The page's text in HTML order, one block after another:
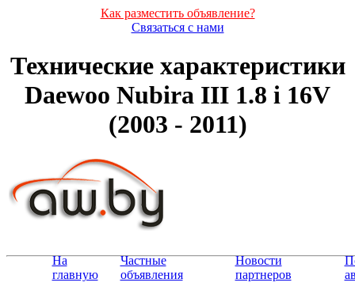
Как разместить объявление?
Связаться с нами
Технические характеристики
Daewoo Nubira III 1.8 i 16V
(2003 - 2011)
На
главную
Частные
объявления
Новости
партнеров